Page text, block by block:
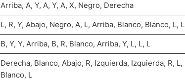
Arriba, A, Y, A, Y, A, X, Negro, Derecha
L, R, Y, Abajo, Negro, A, L, Arriba, Blanco, Blanco, L, L
B, Y, Y, Arriba, B, R, Blanco, Arriba, Y, L, L, L
Derecha, Blanco, Abajo, R, Izquierda, Izquierda, R, L,
Blanco, L